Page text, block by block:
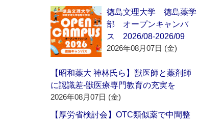
徳島文理大学 徳島薬学
部 オープンキャンパ
ス 2026/08-2026/09
2026年08月07日 (金)
【昭和薬大 神林氏ら】獣医師と薬剤師
に認識差‐獣医療専門教育の充実を
2026年08月07日 (金)
【厚労省検討会】OTC類似薬で中間整